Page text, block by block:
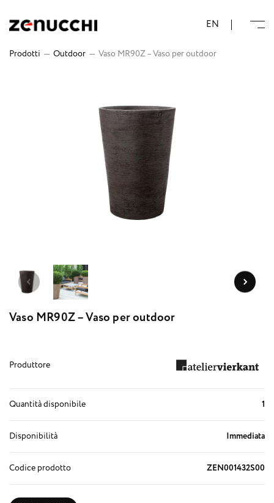
EN
Prodotti — Outdoor — Vaso MR90Z – Vaso per outdoor
Vaso MR90Z – Vaso per outdoor
Produttore
Quantità disponibile 1
Disponibilità Immediata
Codice prodotto ZEN001432S00